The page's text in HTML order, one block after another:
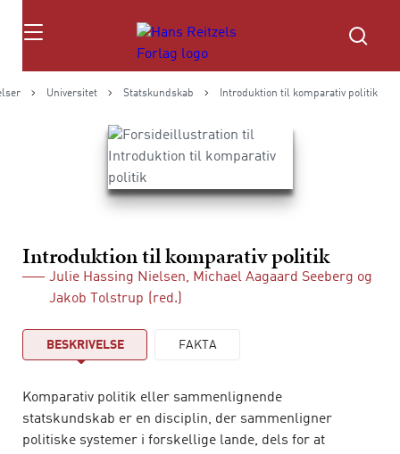
Søg
Universitet Statskundskab Introduktion til komparativ politik
Introduktion til komparativ politik
Julie Hassing Nielsen, Michael Aagaard Seeberg og
Jakob Tolstrup
(red.)
BESKRIVELSE FAKTA
Komparativ politik eller sammenlignende
statskundskab er en disciplin, der sammenligner
politiske systemer i forskellige lande, dels for at